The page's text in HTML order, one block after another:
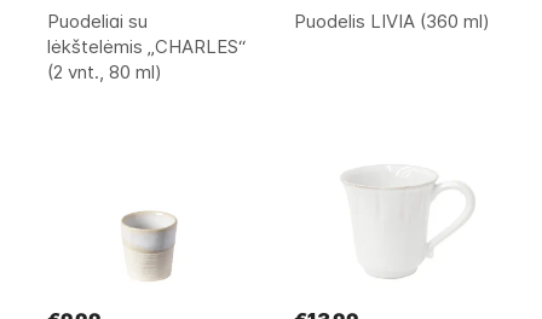
Puodeliai su
lėkštelėmis „CHARLES“
(2 vnt., 80 ml)
Puodelis LIVIA (360 ml)